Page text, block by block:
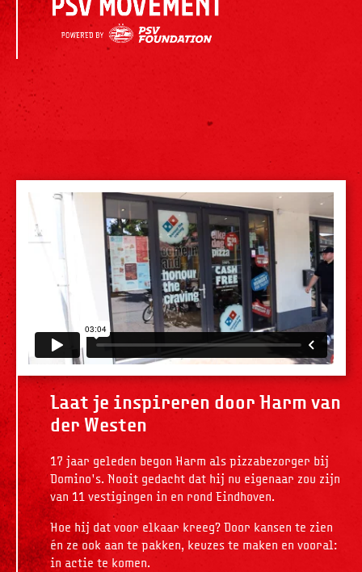
Laat je inspireren door Harm van
der Westen
17 jaar geleden begon Harm als pizzabezorger bij
Domino's. Nooit gedacht dat hij nu eigenaar zou zijn
van 11 vestigingen in en rond Eindhoven.
Hoe hij dat voor elkaar kreeg? Door kansen te zien
én ze ook aan te pakken, keuzes te maken en vooral:
in actie te komen.